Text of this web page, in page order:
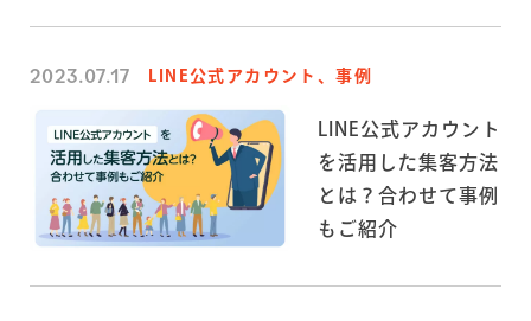
2023.07.17 LINE公式アカウント、事例
LINE公式アカウント
を活用した集客方法
とは？合わせて事例
もご紹介